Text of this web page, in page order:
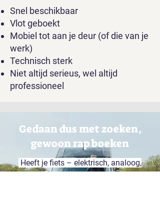
Snel beschikbaar
Vlot geboekt
Mobiel tot aan je deur (of die van je
werk)
Technisch sterk
Niet altijd serieus, wel altijd
professioneel
Gedaan dus met zoeken,
gewoon rap boeken
Heeft je fiets – elektrisch, analoog,